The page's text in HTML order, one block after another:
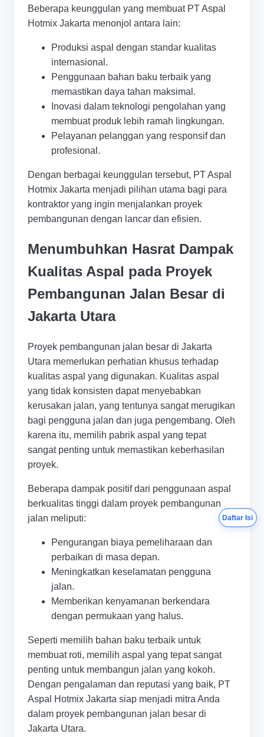
Beberapa keunggulan yang membuat PT Aspal
Hotmix Jakarta menonjol antara lain:
Produksi aspal dengan standar kualitas
internasional.
Penggunaan bahan baku terbaik yang
memastikan daya tahan maksimal.
Inovasi dalam teknologi pengolahan yang
membuat produk lebih ramah lingkungan.
Pelayanan pelanggan yang responsif dan
profesional.
Dengan berbagai keunggulan tersebut, PT Aspal
Hotmix Jakarta menjadi pilihan utama bagi para
kontraktor yang ingin menjalankan proyek
pembangunan dengan lancar dan efisien.
Menumbuhkan Hasrat Dampak
Kualitas Aspal pada Proyek
Pembangunan Jalan Besar di
Jakarta Utara
Proyek pembangunan jalan besar di Jakarta
Utara memerlukan perhatian khusus terhadap
kualitas aspal yang digunakan. Kualitas aspal
yang tidak konsisten dapat menyebabkan
kerusakan jalan, yang tentunya sangat merugikan
bagi pengguna jalan dan juga pengembang. Oleh
karena itu, memilih pabrik aspal yang tepat
sangat penting untuk memastikan keberhasilan
proyek.
Beberapa dampak positif dari penggunaan aspal
berkualitas tinggi dalam proyek pembangunan
jalan meliputi:
Pengurangan biaya pemeliharaan dan
perbaikan di masa depan.
Meningkatkan keselamatan pengguna
jalan.
Memberikan kenyamanan berkendara
dengan permukaan yang halus.
Seperti memilih bahan baku terbaik untuk
membuat roti, memilih aspal yang tepat sangat
penting untuk membangun jalan yang kokoh.
Dengan pengalaman dan reputasi yang baik, PT
Aspal Hotmix Jakarta siap menjadi mitra Anda
dalam proyek pembangunan jalan besar di
Jakarta Utara.
Daftar Isi